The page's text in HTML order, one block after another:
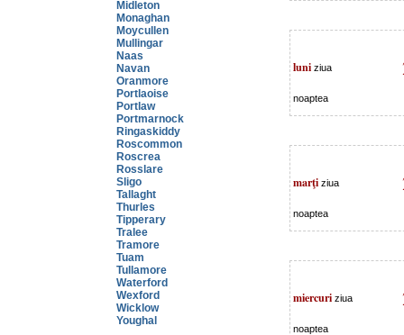
Midleton
Monaghan
Moycullen
Mullingar
Naas
Navan
Oranmore
Portlaoise
Portlaw
Portmarnock
Ringaskiddy
Roscommon
Roscrea
Rosslare
Sligo
Tallaght
Thurles
Tipperary
Tralee
Tramore
Tuam
Tullamore
Waterford
Wexford
Wicklow
Youghal
luni ziua
noaptea
marţi ziua
noaptea
miercuri ziua
noaptea